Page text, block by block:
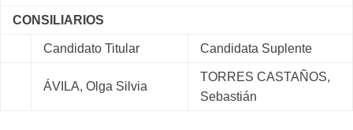
CONSILIARIOS
Candidato Titular Candidata Suplente
ÁVILA, Olga Silvia
TORRES CASTAÑOS,
Sebastián